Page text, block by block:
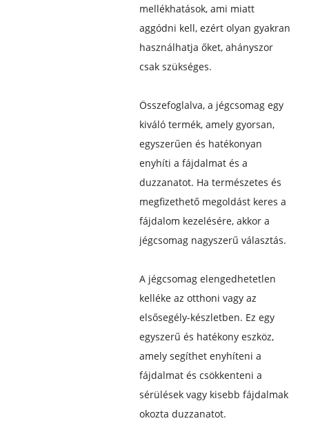
mellékhatások, ami miatt
aggódni kell, ezért olyan gyakran
használhatja őket, ahányszor
csak szükséges.
Összefoglalva, a jégcsomag egy
kiváló termék, amely gyorsan,
egyszerűen és hatékonyan
enyhíti a fájdalmat és a
duzzanatot. Ha természetes és
megfizethető megoldást keres a
fájdalom kezelésére, akkor a
jégcsomag nagyszerű választás.
A jégcsomag elengedhetetlen
kelléke az otthoni vagy az
elsősegély-készletben. Ez egy
egyszerű és hatékony eszköz,
amely segíthet enyhíteni a
fájdalmat és csökkenteni a
sérülések vagy kisebb fájdalmak
okozta duzzanatot.